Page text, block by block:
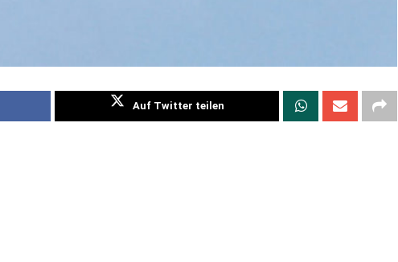
Auf Twitter teilen